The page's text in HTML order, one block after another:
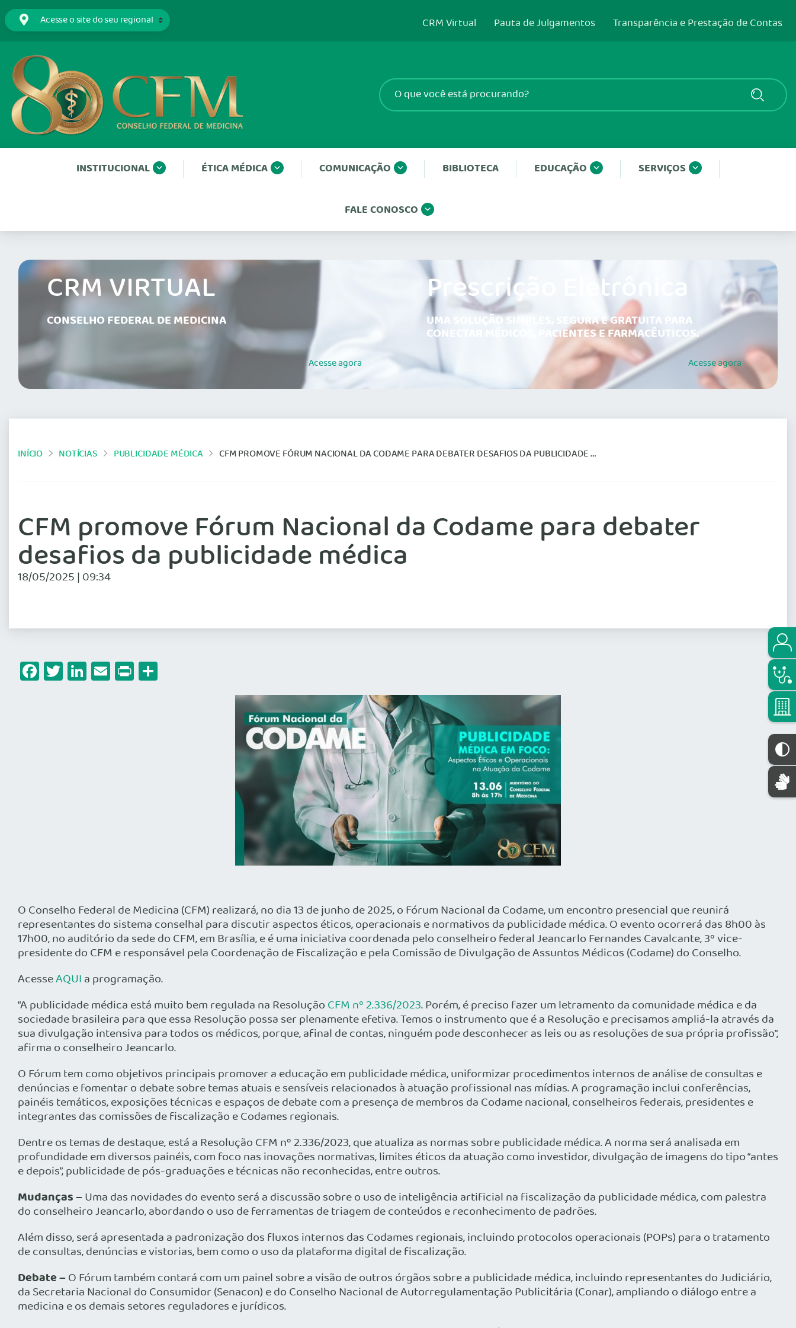
CRM Virtual Pauta de Julgamentos Transparência e Prestação de Contas
INSTITUCIONAL ÉTICA MÉDICA COMUNICAÇÃO BIBLIOTECA EDUCAÇÃO SERVIÇOS
FALE CONOSCO
CRM VIRTUAL
CONSELHO FEDERAL DE MEDICINA
Acesseagora
Prescrição Eletrônica
UMA SOLUÇÃO SIMPLES, SEGURA E GRATUITA PARA
CONECTAR MÉDICOS, PACIENTES E FARMACÊUTICOS.
Acesseagora
INÍCIO NOTÍCIAS PUBLICIDADE MÉDICA CFM PROMOVE FÓRUM NACIONAL DA CODAME PARA DEBATER DESAFIOS DA PUBLICIDADE MÉDICA
CFM promove Fórum Nacional da Codame para debater
desafios da publicidade médica
18/05/2025 | 09:34
Facebook
Twitter
LinkedIn
Email
Print
O Conselho Federal de Medicina (CFM) realizará, no dia 13 de junho de 2025, o Fórum Nacional da Codame, um encontro presencial que reunirá
representantes do sistema conselhal para discutir aspectos éticos, operacionais e normativos da publicidade médica. O evento ocorrerá das 8h00 às
17h00, no auditório da sede do CFM, em Brasília, e é uma iniciativa coordenada pelo conselheiro federal Jeancarlo Fernandes Cavalcante, 3º vice-
presidente do CFM e responsável pela Coordenação de Fiscalização e pela Comissão de Divulgação de Assuntos Médicos (Codame) do Conselho.
AcesseAQUI a programação.
“A publicidade médica está muito bem regulada na Resolução CFM nº 2.336/2023. Porém, é preciso fazer um letramento da comunidade médica e da
sociedade brasileira para que essa Resolução possa ser plenamente efetiva. Temos o instrumento que é a Resolução e precisamos ampliá-la através da
sua divulgação intensiva para todos os médicos, porque, afinal de contas, ninguém pode desconhecer as leis ou as resoluções de sua própria profissão”,
afirma o conselheiro Jeancarlo.
O Fórum tem como objetivos principais promover a educação em publicidade médica, uniformizar procedimentos internos de análise de consultas e
denúncias e fomentar o debate sobre temas atuais e sensíveis relacionados à atuação profissional nas mídias. A programação inclui conferências,
painéis temáticos, exposições técnicas e espaços de debate com a presença de membros da Codame nacional, conselheiros federais, presidentes e
integrantes das comissões de fiscalização e Codames regionais.
Dentre os temas de destaque, está a Resolução CFM nº 2.336/2023, que atualiza as normas sobre publicidade médica. A norma será analisada em
profundidade em diversos painéis, com foco nas inovações normativas, limites éticos da atuação como investidor, divulgação de imagens do tipo “antes
e depois”, publicidade de pós-graduações e técnicas não reconhecidas, entre outros.
Mudanças –Uma das novidades do evento será a discussão sobre o uso de inteligência artificial na fiscalização da publicidade médica, com palestra
do conselheiro Jeancarlo, abordando o uso de ferramentas de triagem de conteúdos e reconhecimento de padrões.
Além disso, será apresentada a padronização dos fluxos internos das Codames regionais, incluindo protocolos operacionais (POPs) para o tratamento
de consultas, denúncias e vistorias, bem como o uso da plataforma digital de fiscalização.
Debate –O Fórum também contará com um painel sobre a visão de outros órgãos sobre a publicidade médica, incluindo representantes do Judiciário,
da Secretaria Nacional do Consumidor (Senacon) e do Conselho Nacional de Autorregulamentação Publicitária (Conar), ampliando o diálogo entre a
medicina e os demais setores reguladores e jurídicos.